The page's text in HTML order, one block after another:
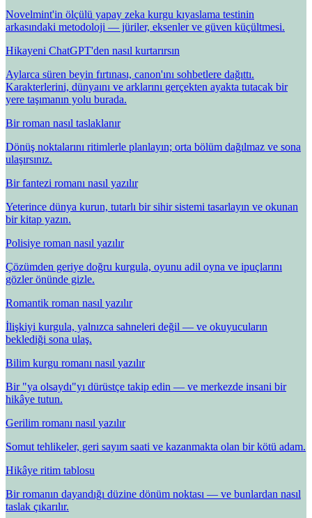
Novelmint'in ölçülü yapay zeka kurgu kıyaslama testinin
arkasındaki metodoloji — jüriler, eksenler ve güven küçültmesi.
Hikayeni ChatGPT'den nasıl kurtarırsın
Aylarca süren beyin fırtınası, canon'ını sohbetlere dağıttı.
Karakterlerini, dünyaını ve arklarını gerçekten ayakta tutacak bir
yere taşımanın yolu burada.
Bir roman nasıl taslaklanır
Dönüş noktalarını ritimlerle planlayın; orta bölüm dağılmaz ve sona
ulaşırsınız.
Bir fantezi romanı nasıl yazılır
Yeterince dünya kurun, tutarlı bir sihir sistemi tasarlayın ve okunan
bir kitap yazın.
Polisiye roman nasıl yazılır
Çözümden geriye doğru kurgula, oyunu adil oyna ve ipuçlarını
gözler önünde gizle.
Romantik roman nasıl yazılır
İlişkiyi kurgula, yalnızca sahneleri değil — ve okuyucuların
beklediği sona ulaş.
Bilim kurgu romanı nasıl yazılır
Bir "ya olsaydı"yı dürüstçe takip edin — ve merkezde insani bir
hikâye tutun.
Gerilim romanı nasıl yazılır
Somut tehlikeler, geri sayım saati ve kazanmakta olan bir kötü adam.
Hikâye ritim tablosu
Bir romanın dayandığı düzine dönüm noktası — ve bunlardan nasıl
taslak çıkarılır.